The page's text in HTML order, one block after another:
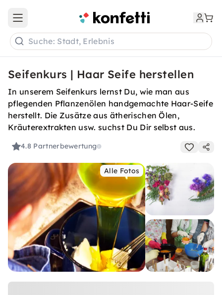
Open main menu
Suche: Stadt, Erlebnis
Seifenkurs | Haar Seife herstellen
In unserem Seifenkurs lernst Du, wie man aus
pflegenden Pflanzenölen handgemachte Haar-Seife
herstellt. Die Zusätze aus ätherischen Ölen,
Kräuterextrakten usw. suchst Du Dir selbst aus.
4.8 Partnerbewertung
Alle Fotos